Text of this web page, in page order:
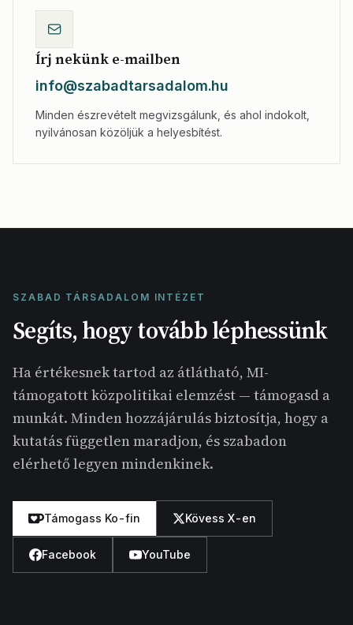
Írj nekünk e-mailben
info@szabadtarsadalom.hu
Minden észrevételt megvizsgálunk, és ahol indokolt,
nyilvánosan közöljük a helyesbítést.
SZABAD TÁRSADALOM INTÉZET
Segíts, hogy tovább léphessünk
Ha értékesnek tartod az átlátható, MI-
támogatott közpolitikai elemzést — támogasd a
munkát. Minden hozzájárulás biztosítja, hogy a
kutatás független maradjon, és szabadon
elérhető legyen mindenkinek.
Támogass Ko-fin Kövess X-en
Facebook YouTube